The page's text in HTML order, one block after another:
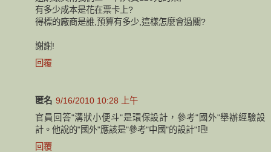
有多少成本是花在票卡上?
得標的廠商是誰,預算有多少,這樣怎麼會過關?
謝謝!
回覆
匿名 9/16/2010 10:28 上午
官員回答"溝狀小便斗"是環保設計，參考"國外"舉辦經驗設
計。他說的"國外"應該是"參考"中國"的設計"吧!
回覆